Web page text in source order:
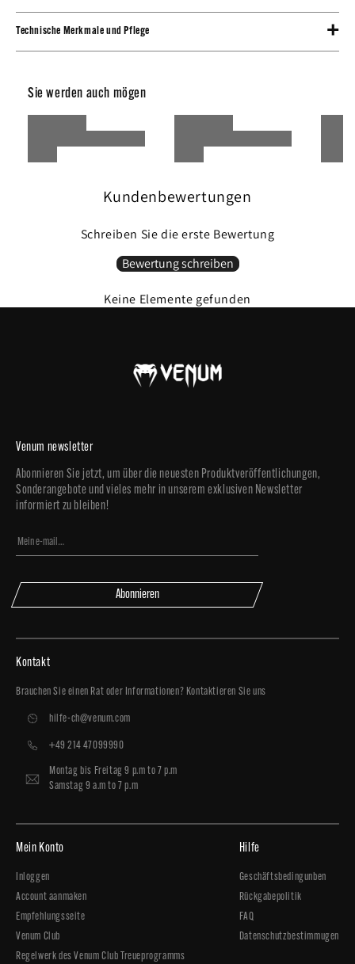
Erhältlich in zwei Farben, ist es die perfekte Ergänzung für andere Produkte in der
Das Model trägt den Artikel in der Größe Small.
Technische Merkmale und Pflege
95% Baumwolle / 5% Elastan,
Ärmelöffnung mit Wellenschliff,
Sie werden auch mögen
Kundenbewertungen
Schreiben Sie die erste Bewertung
Bewertung schreiben
Keine Elemente gefunden
Venum newsletter
Abonnieren Sie jetzt, um über die neuesten Produktveröffentlichungen,
Sonderangebote und vieles mehr in unserem exklusiven Newsletter
informiert zu bleiben!
Abonnieren
Kontakt
Brauchen Sie einen Rat oder Informationen? Kontaktieren Sie uns
hilfe-ch@venum.com
+49 214 47099990
Montag bis Freitag 9 p.m to 7 p.m
Samstag 9 a.m to 7 p.m
Mein Konto
Inloggen
Account aanmaken
Empfehlungsseite
Venum Club
Regelwerk des Venum Club Treueprogramms
Hilfe
Geschäftsbedingunben
Rückgabepolitik
FAQ
Datenschutzbestimmugen